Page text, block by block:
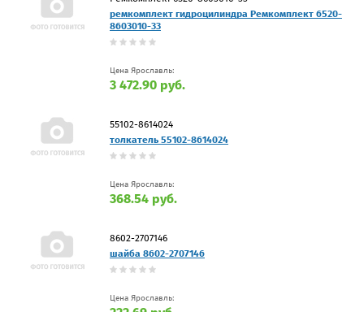
ремкомплект гидроцилиндра Ремкомплект 6520-
8603010-33
Цена Ярославль:
3 472.90 руб.
55102-8614024
толкатель 55102-8614024
Цена Ярославль:
368.54 руб.
8602-2707146
шайба 8602-2707146
Цена Ярославль: